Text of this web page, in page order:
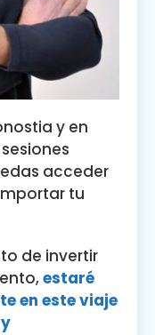
y en
acceder
tu
de invertir
estaré
en este viaje